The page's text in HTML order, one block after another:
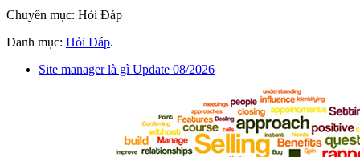
Chuyên mục: Hỏi Đáp
Danh mục: Hỏi Đáp.
Site manager là gì Update 08/2026